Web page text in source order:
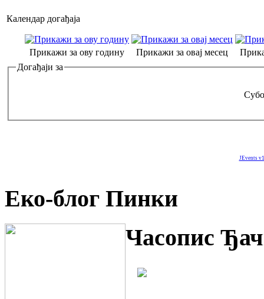
Календар догађаја
Прикажи за ову годину Прикажи за овај месец
Догађаји за
JEvents
Еко-блог Пинки
Часопис